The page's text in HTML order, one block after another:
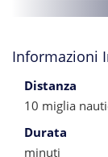
Informazioni
Distanza
10 miglia
Durata
minuti